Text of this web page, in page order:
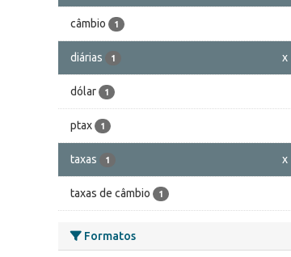
câmbio 1
diárias 1 x
dólar 1
ptax 1
taxas 1 x
taxas de câmbio 1
Formatos